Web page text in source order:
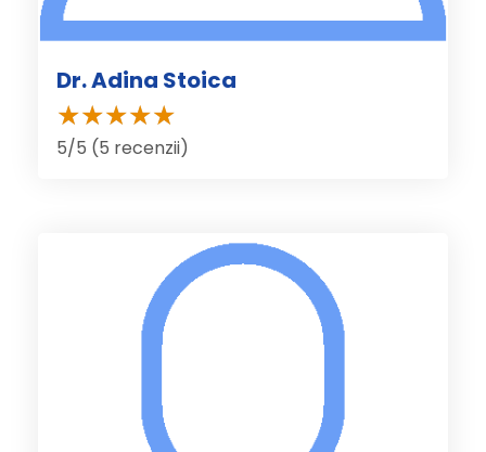
Dr. Adina Stoica
5/5 (5 recenzii)